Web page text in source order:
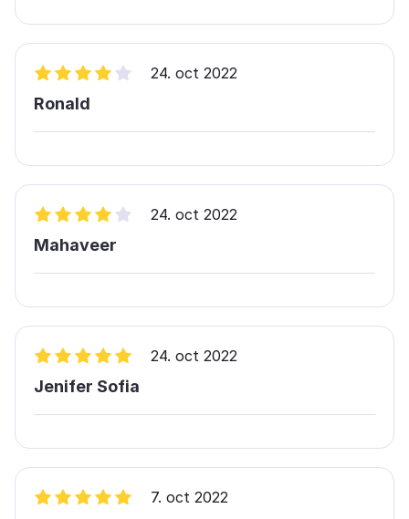
24. oct 2022
Ronald
24. oct 2022
Mahaveer
24. oct 2022
Jenifer Sofia
7. oct 2022